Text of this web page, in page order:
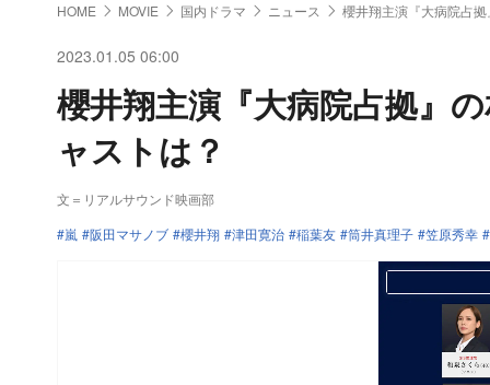
HOME MOVIE 国内ドラマ ニュース 櫻井翔主演『大病院占
2023.01.05 06:00
櫻井翔主演『大病院占拠』
ャストは？
文＝リアルサウンド映画部
嵐
阪田マサノブ 櫻井翔 津田寛治 稲葉友 筒井真理子 笠原秀幸